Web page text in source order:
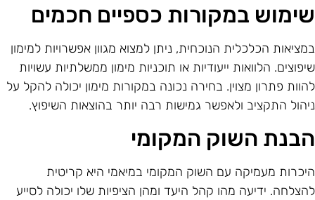
במקורות כספיים חכמים
הכלכלית הנוכחית, ניתן למצוא מגוון אפשרויות למימון
הלוואות ייעודיות או תוכניות מימון ממשלתיות עשויות
פתרון מצוין. בחירה נכונה במקורות מימון יכולה להקל על
התקציב ולאפשר גמישות רבה יותר בהוצאות השיפוץ.
השוק המקומי
מעמיקה עם השוק המקומי במיאמי היא קריטית
ידיעה מהו קהל היעד ומהן הציפיות שלו יכולה לסייע